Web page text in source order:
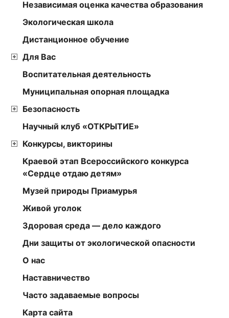
Независимая оценка качества образования
Экологическая школа
Дистанционное обучение
Для Вас
Воспитательная деятельность
Муниципальная опорная площадка
Безопасность
Научный клуб «ОТКРЫТИЕ»
Конкурсы, викторины
Краевой этап Всероссийского конкурса
«Сердце отдаю детям»
Музей природы Приамурья
Живой уголок
Здоровая среда — дело каждого
Дни защиты от экологической опасности
О нас
Наставничество
Часто задаваемые вопросы
Карта сайта